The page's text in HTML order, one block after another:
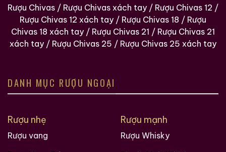
Hàng Ngàn Khách Hàng Của ruouxachtay.com
Rượu Chivas / Rượu Chivas xách tay / Rượu Chivas 12 /
Rượu Chivas 12 xách tay / Rượu Chivas 18 / Rượu
Chivas 18 xách tay / Rượu Chivas 21 / Rượu Chivas 21
xách tay / Rượu Chivas 25 / Rượu Chivas 25 xách tay
DANH MỤC RƯỢU NGOẠI
Rượu nhẹ
Rượu vang
Rượu mạnh
Rượu Whisky